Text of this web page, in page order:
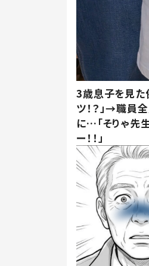
3歳息子を見た
ツ！？」→職員
に…「そりゃ先
ー！！」